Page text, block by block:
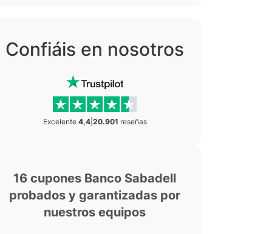
Confiáis en nosotros
Excelente 4,4| 20.901 reseñas
16 cupones Banco Sabadell
probados y garantizadas por
nuestros equipos